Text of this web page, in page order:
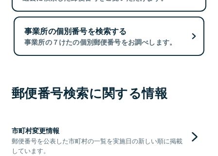
事業所の個別番号を検索する
事業所の７けたの個別郵便番号をお調べします。
郵便番号検索に関する情報
市町村変更情報
郵便番号を公表した市町村の一覧を実施日の新しい順に掲載
しています。